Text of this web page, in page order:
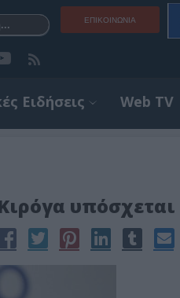
ΕΠΙΚΟΙΝΩΝΊΑ
Ειδήσεις Web TV
υπόσχεται